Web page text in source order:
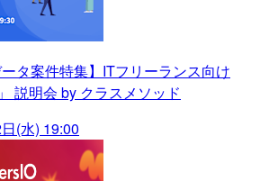
ータ案件特集】ITフリーランス向け
説明会 by クラスメソッド
(水) 19:00